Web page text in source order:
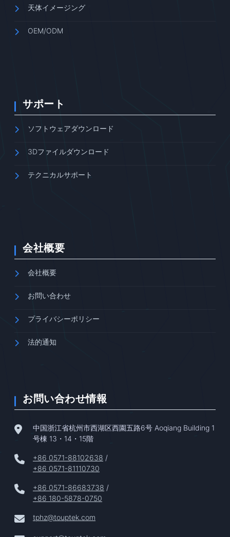
天体イメージング
OEM/ODM
サポート
ソフトウェアダウンロード
3Dファイルダウンロード
テクニカルサポート
会社概要
会社概要
お問い合わせ
プライバシーポリシー
法的通知
お問い合わせ情報
中国浙江省杭州市西湖区西園五路6号 Aoqiang Building 1
号棟 13・14・15階
+86 0571-88102638 /
+86 0571-81110730
+86 0571-86683738 /
+86 180-5878-0750
tphz@touptek.com